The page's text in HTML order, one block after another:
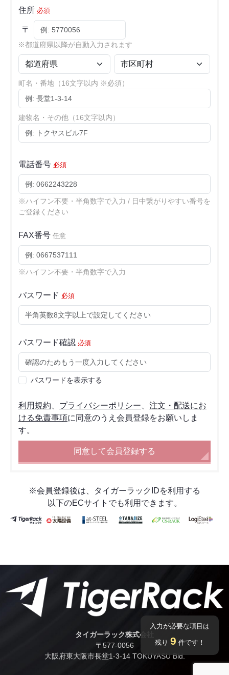
住所 必須
〒
※都道府県以降が自動入力されます
町名・番地（16文字以内 ※必須）
建物名・その他（16文字以内）
電話番号 必須
※ハイフン不要・半角数字で入力 / 日中繋がりやすい番号を
ご登録ください
FAX番号 任意
※ハイフン不要・半角数字で入力
パスワード 必須
パスワード確認 必須
パスワードを表示する
利用規約 プライバシーポリシー
注文・配送にお
ける免責事項に同意のうえ会員登録をお願いしま
す。
同意して会員登録する
※会員登録後は、タイガーラックIDを利用する
以下のECサイトでも利用できます。
タイガーラック株式会社
〒577-0056
⼤阪府東⼤阪市⻑堂1-3-14 TOKUYASU Bld.
入力が必要な項目は
残り 9 件です！